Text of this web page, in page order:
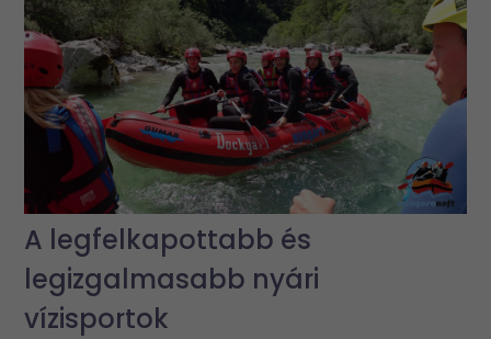
A legfelkapottabb és
legizgalmasabb nyári
vízisportok